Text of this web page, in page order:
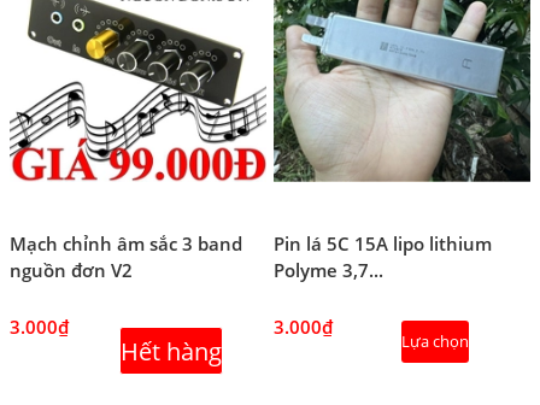
Mạch chỉnh âm sắc 3 band
nguồn đơn V2
3.000₫
Hết hàng
Pin lá 5C 15A lipo lithium
Polyme 3,7...
3.000₫
Lựa chọn